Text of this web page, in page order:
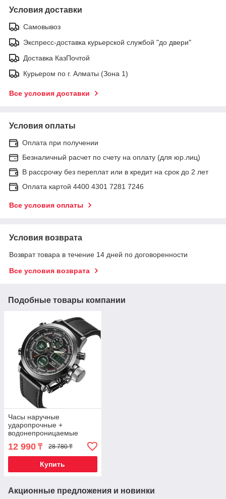
Условия доставки
Самовывоз
Экспресс-доставка курьерской службой "до двери"
Доставка КазПочтой
Курьером по г. Алматы (Зона 1)
Все условия доставки
Условия оплаты
Оплата при получении
Безналичный расчет по счету на оплату (для юр.лиц)
В рассрочку без переплат или в кредит на срок до 2 лет
Оплата картой 4400 4301 7281 7246
Все условия оплаты
Условия возврата
Возврат товара в течение 14 дней по договоренности
Все условия возврата
Подобные товары компании
Часы наручные
ударопрочные +
водонепроницаемые
армейском стиле (Черный
ремешок)
12 990 ₸ 28 780 ₸
Купить
Акционные предложения и новинки